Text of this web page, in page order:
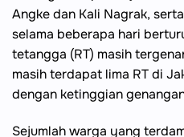
Angke dan Kali Nagrak,
selama beberapa hari
tetangga (RT) masih
masih terdapat lima RT di
dengan ketinggian
Sejumlah warga yang